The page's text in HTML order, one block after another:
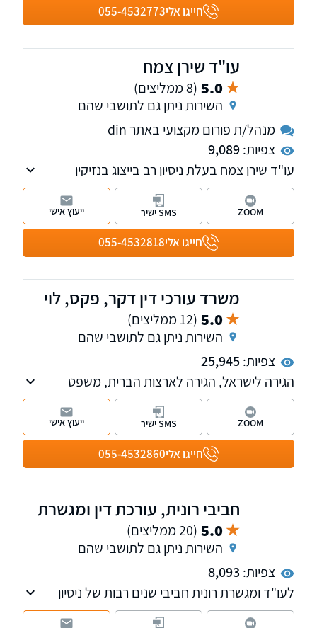
חייגו אלי055-4532773
עו"ד שירן צמח
5.0 (8 ממליצים)
השירות ניתן גם לתושבי שהם
מנהל/ת פורום מקצועי באתר din
צפיות:9,089
עו"ד שירן צמח בעלת ניסיון רב בייצוג בנזיקין
ובתאונות דרכים ובייצוג עובדים ומעסיקים בבתי
הדין לעבודה.
חייגו אלי055-4532818
ZOOM SMS ישיר ייעוץ אישי
משרד עורכי דין דקר, פקס, לוי
5.0 (12 ממליצים)
השירות ניתן גם לתושבי שהם
צפיות:25,945
הגירה לישראל, הגירה לארצות הברית, משפט
אזרחי מנהלי, אזרחי מסחרי
חייגו אלי055-4532860
ZOOM SMS ישיר ייעוץ אישי
חביבי רונית, עורכת דין ומגשרת
5.0 (20 ממליצים)
השירות ניתן גם לתושבי שהם
צפיות: 8,093
לעו"ד ומגשרת רונית חביבי שנים רבות של ניסיון
מעשי בדיני העבודה וניסיון עשיר של למעלה